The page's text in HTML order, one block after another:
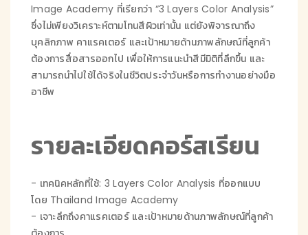
Image Academy ที่เรียกว่า “3 Layers Color Analysis”
ซึ่งไม่เพียงวิเคราะห์ตามโทนสีผิวเท่านั้น แต่ยังพิจารณาถึง
บุคลิกภาพ คาแรคเตอร์ และเป้าหมายด้านภาพลักษณ์ที่ลูกค้า
ต้องการสื่อสารออกไป เพื่อให้การแนะนำสีมีมิติที่ลึกขึ้น และ
สามารถนำไปใช้ได้จริงในชีวิตประจำวันหรือการทำงานอย่างมือ
อาชีพ
รายละเอียดคอร์สเรียน
- เทคนิคหลักที่ใช้: 3 Layers Color Analysis ที่ออกแบบ
โดย Thailand Image Academy
- เจาะลึกถึงคาแรคเตอร์ และเป้าหมายด้านภาพลักษณ์ที่ลูกค้า